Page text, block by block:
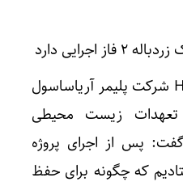
دارد
اردوان فرزین‌پور، مدیر HSE شرکت پلیمر آریاساسول
تعهدات زیست محیطی
پس از اجرای پروژه
که چگونه برای حفظ